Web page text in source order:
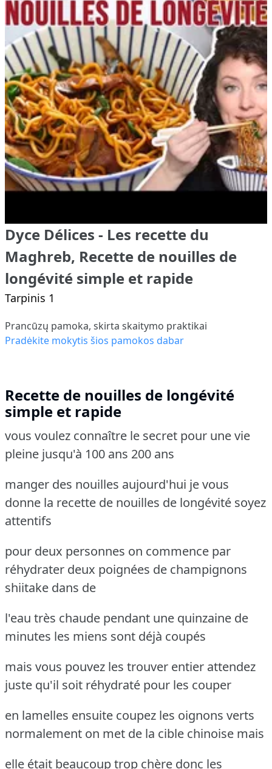
Dyce Délices - Les recette du
Maghreb, Recette de nouilles de
longévité simple et rapide
Tarpinis 1
Prancūzų pamoka, skirta skaitymo praktikai
Pradėkite mokytis šios pamokos dabar
Recette de nouilles de longévité
simple et rapide
vous voulez connaître le secret pour une vie
pleine jusqu'à 100 ans 200 ans
manger des nouilles aujourd'hui je vous
donne la recette de nouilles de longévité soyez
attentifs
pour deux personnes on commence par
réhydrater deux poignées de champignons
shiitake dans de
l'eau très chaude pendant une quinzaine de
minutes les miens sont déjà coupés
mais vous pouvez les trouver entier attendez
juste qu'il soit réhydraté pour les couper
en lamelles ensuite coupez les oignons verts
normalement on met de la cible chinoise mais
elle était beaucoup trop chère donc les